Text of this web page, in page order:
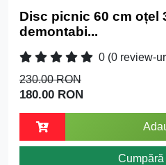
Disc picnic 60 cm oțel
demontabi...
0 (0 review-
230.00 RON
180.00 RON
Cumpără